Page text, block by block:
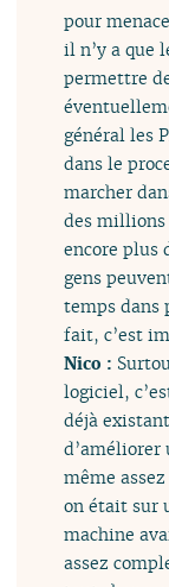
pour
il n’y a que
permettre
général les
dans le
marcher
des millions
encore plus
gens
temps dans
fait, c’est
Nico :
logiciel,
déjà
d’améliorer
même
on était sur
machine
assez